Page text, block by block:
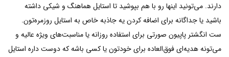
دارند. می‌تونید اینها رو با هم بپوشید تا استایل هماهنگ و شیکی داشته
باشید یا جداگانه برای اضافه کردن یه جاذبه خاص به استایل روزمره‌تون.
ست انگشتر پاپیون صورتی برای استفاده روزانه یا مناسبت‌های ویژه عالیه و
می‌تونه هدیه‌ای فوق‌العاده برای خودتون یا کسی باشه که دوست داره استایل